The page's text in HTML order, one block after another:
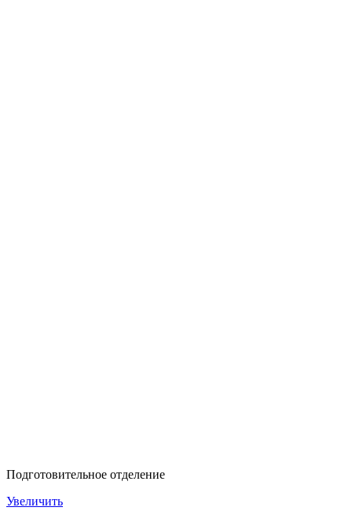
Подготовительное отделение
Увеличить